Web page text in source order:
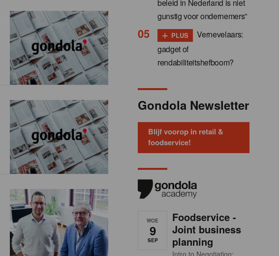
beleid in Nederland is niet
gunstig voor ondernemers”
+ PLUS
Vernevelaars:
gadget of
rendabiliteitshefboom?
Gondola Newsletter
Blijf voorop in retail &
foodservice!
WOE
9
SEP
Foodservice -
Joint business
planning